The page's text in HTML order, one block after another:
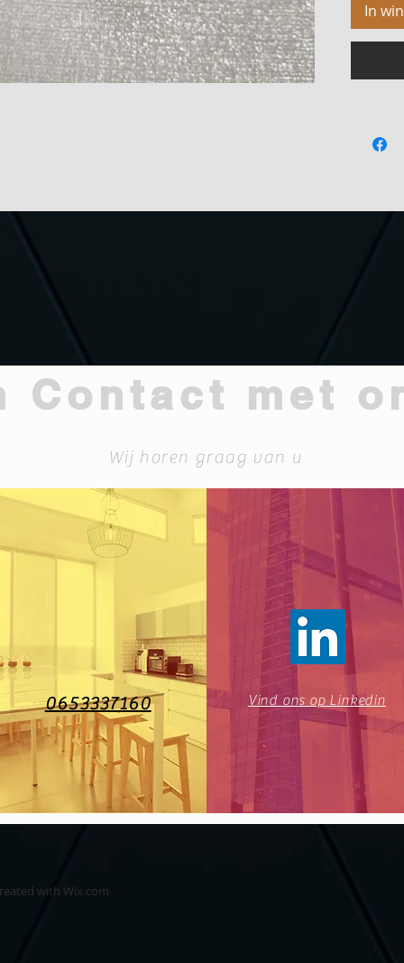
In
Contact met
Wij horen graag van u
0653337160 Vind ons op Linkedin
with Wix.com